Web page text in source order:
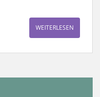
WEITERLESEN